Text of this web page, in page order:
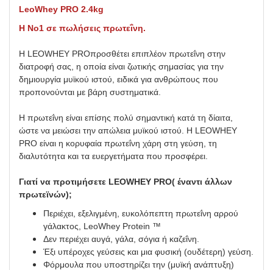
LeoWhey PRO 2.4kg
Η Νο1 σε πωλήσεις πρωτεΐνη.
Η LEOWHEY PROπροσθέτει επιπλέον πρωτεΐνη στην
διατροφή σας, η οποία είναι ζωτικής σημασίας για την
δημιουργία μυϊκού ιστού, ειδικά για ανθρώπους που
προπονούνται με βάρη συστηματικά.
Η πρωτεΐνη είναι επίσης πολύ σημαντική κατά τη δίαιτα,
ώστε να μειώσει την απώλεια μυϊκού ιστού. Η LEOWHEY
PRO είναι η κορυφαία πρωτεΐνη χάρη στη γεύση, τη
διαλυτότητα και τα ευεργετήματα που προσφέρει.
Γιατί να προτιμήσετε LEOWHEY PRO( έναντι άλλων
πρωτεϊνών);
Περιέχει, εξελιγμένη, ευκολόπεπτη πρωτεΐνη αρρού
γάλακτος, LeoWhey Protein ™
Δεν περιέχει αυγά, γάλα, σόγια ή καζεΐνη.
Έξι υπέροχες γεύσεις και μια φυσική (ουδέτερη) γεύση.
Φόρμουλα που υποστηρίζει την (μυϊκή ανάπτυξη)